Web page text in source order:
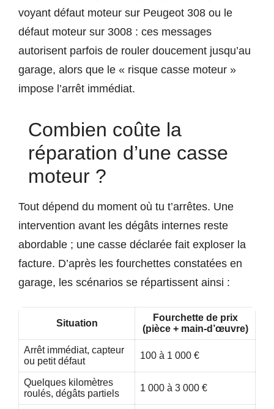
voyant défaut moteur sur Peugeot 308 ou le
défaut moteur sur 3008 : ces messages
autorisent parfois de rouler doucement jusqu’au
garage, alors que le « risque casse moteur »
impose l’arrêt immédiat.
Combien coûte la
réparation d’une casse
moteur ?
Tout dépend du moment où tu t’arrêtes. Une
intervention avant les dégâts internes reste
abordable ; une casse déclarée fait exploser la
facture. D’après les fourchettes constatées en
garage, les scénarios se répartissent ainsi :
Situation
Fourchette de prix
(pièce + main-d’œuvre)
Arrêt immédiat, capteur
ou petit défaut
100 à 1 000 €
Quelques kilomètres
roulés, dégâts partiels
1 000 à 3 000 €